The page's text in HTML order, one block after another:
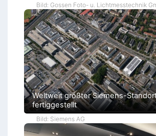
Bild: Gossen Foto- u. Lichtmesstechnik
Weltweit größter Siemens-
fertiggestellt
Bild: Siemens AG